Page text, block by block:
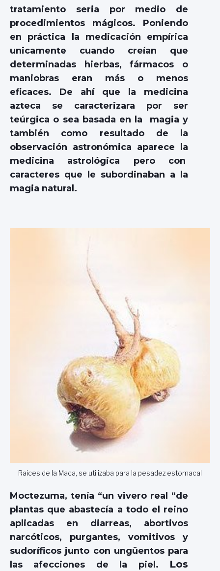
tratamiento seria por medio de
procedimientos mágicos. Poniendo
en práctica la medicación empírica
unicamente cuando creían que
determinadas hierbas, fármacos o
maniobras eran más o menos
eficaces. De ahí que la medicina
azteca se caracterizara por ser
teúrgica o sea basada en la magia y
también como resultado de la
observación astronómica aparece la
medicina astrológica pero con
caracteres que le subordinaban a la
magia natural.
Raices de la Maca, se utilizaba para la pesadez estomacal
Moctezuma, tenía “un vivero real “de
plantas que abastecía a todo el reino
aplicadas en diarreas, abortivos
narcóticos, purgantes, vomitivos y
sudoríficos junto con ungüentos para
las afecciones de la piel. Los